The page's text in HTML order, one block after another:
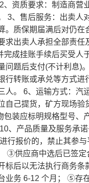
资质要求：制造商
3、售后服务：出卖
。质保期届满后对仍
求出卖人承担全部责
成挂账手续后买受
问题后支付(不计利息)
行转账或承兑等方式
人。 6、运输方式：
自己提货，矿方现场
装应标明规格型号
、产品质量及服务承
行报价的，禁止其参
③供应商中选后已签
标后以无法执行商务
业务 6-12 个月； ⑤存